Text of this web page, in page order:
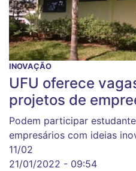
INOVAÇÃO
UFU oferece
projetos de
Podem participar
empresários com ideias
11/02
21/01/2022 - 09:54